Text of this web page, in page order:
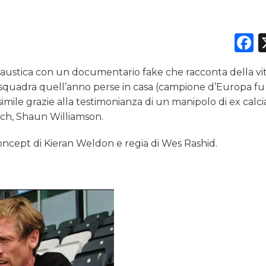
RICERCHE
PREVISIONI/SCENARI
NORMATIVE
CASE HISTORY
OPINIONI
con un documentario fake che racconta della
quell’anno perse in casa (campione d’Europa
grazie alla testimonianza di un manipolo di ex
Shaun Williamson.
di Kieran Weldon e regia di Wes Rashid.